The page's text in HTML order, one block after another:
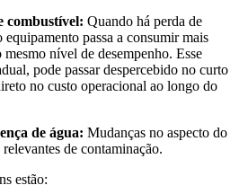
combustível: Quando há perda de
passa a consumir mais
nível de desempenho. Esse
pode passar despercebido no curto
no custo operacional ao longo do
de água: Mudanças no aspecto do
de contaminação.
estão: